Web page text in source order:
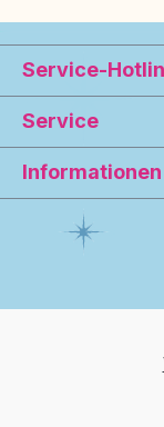
Service-
Service
Informationen